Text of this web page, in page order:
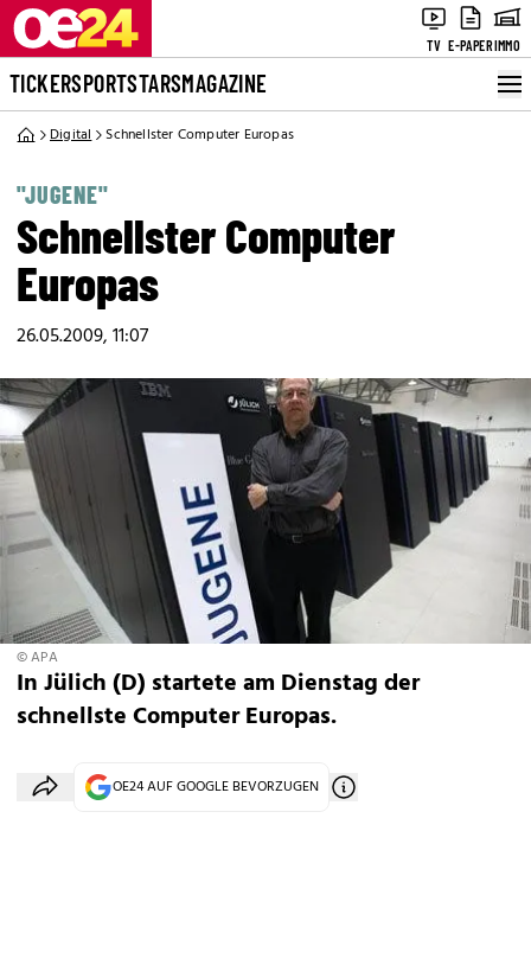
TV E-PAPERIMMO
TICKERSPORTSTARSMAGAZINE
Digital Schnellster Computer Europas
"JUGENE"
Schnellster Computer
Europas
26.05.2009, 11:07
© APA
In Jülich (D) startete am Dienstag der
schnellste Computer Europas.
OE24 AUF GOOGLE BEVORZUGEN